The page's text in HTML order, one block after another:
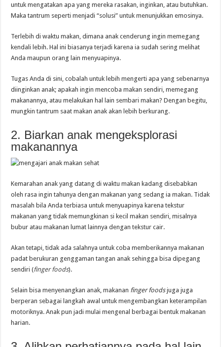
untuk mengatakan apa yang mereka rasakan, inginkan, atau butuhkan.
Maka tantrum seperti menjadi “solusi” untuk menunjukkan emosinya.
Terlebih di waktu makan, dimana anak cenderung ingin memegang
kendali lebih. Hal ini biasanya terjadi karena ia sudah sering melihat
Anda maupun orang lain menyuapinya.
Tugas Anda di sini, cobalah untuk lebih mengerti apa yang sebenarnya
diinginkan anak; apakah ingin mencoba makan sendiri, memegang
makanannya, atau melakukan hal lain sembari makan? Dengan begitu,
mungkin tantrum saat makan anak akan lebih berkurang.
2. Biarkan anak mengeksplorasi
makanannya
Kemarahan anak yang datang di waktu makan kadang disebabkan
oleh rasa ingin tahunya dengan makanan yang sedang ia makan. Tidak
masalah bila Anda terbiasa untuk menyuapinya karena tekstur
makanan yang tidak memungkinan si kecil makan sendiri, misalnya
bubur atau makanan lumat lainnya dengan tekstur cair.
Akan tetapi, tidak ada salahnya untuk coba memberikannya makanan
padat berukuran genggaman tangan anak sehingga bisa dipegang
sendiri (finger foods).
Selain bisa menyenangkan anak, makanan finger foodsjuga juga
berperan sebagai langkah awal untuk mengembangkan keterampilan
motoriknya. Anak pun jadi mulai mengenal berbagai bentuk makanan
harian.